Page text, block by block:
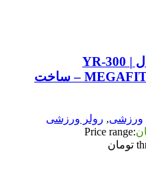
فوم رولر مگافیتنس تایوان مدل YR-300 |
MEGAFITNESS Foam Roller YR-300 – ساخت
ورزشی, رولر ورزشی
Price range: